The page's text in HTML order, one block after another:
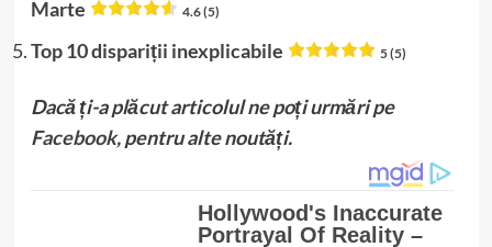
Marte
4.6 (5)
Top 10 dispariții inexplicabile 5 (5)
Dacă ți-a plăcut articolul ne poți urmări pe
Facebook, pentru alte noutăți.